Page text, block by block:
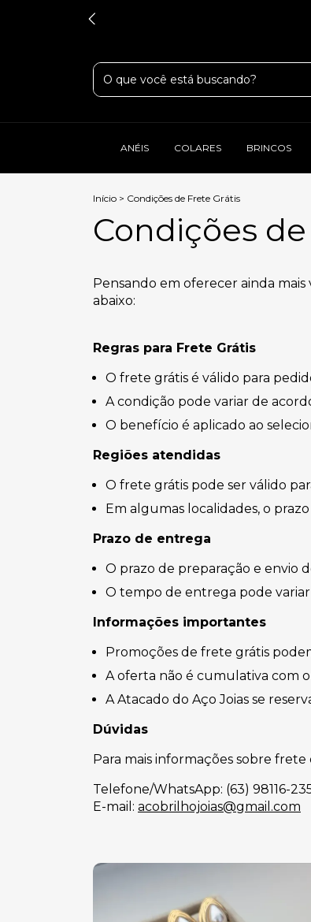
ANÉIS COLARES BRINCOS
Início > Condições de Frete Grátis
Condições
Pensando em oferecer ainda mais
abaixo:
Regras para Frete Grátis
O frete grátis é válido para
A condição pode variar de
O benefício é aplicado ao
Regiões atendidas
O frete grátis pode ser válido
Em algumas localidades, o
Prazo de entrega
O prazo de preparação e envio
O tempo de entrega pode
Informações importantes
Promoções de frete grátis
A oferta não é cumulativa com
A Atacado do Aço Joias se
Dúvidas
Para mais informações sobre
Telefone/WhatsApp: (63) 98116-
E-mail: acobrilhojoias@gmail.com